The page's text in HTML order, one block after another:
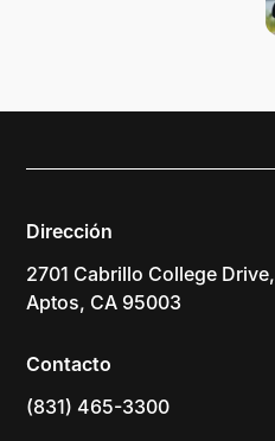
Dirección
2701 Cabrillo College Drive,
Aptos, CA 95003
Contacto
(831) 465-3300